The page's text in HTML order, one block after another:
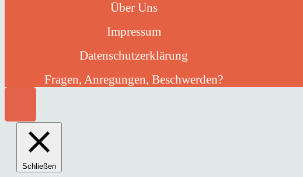
Über Uns
Impressum
Datenschutzerklärung
Fragen, Anregungen, Beschwerden?
Schließen